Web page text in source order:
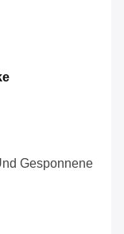
Gesponnene